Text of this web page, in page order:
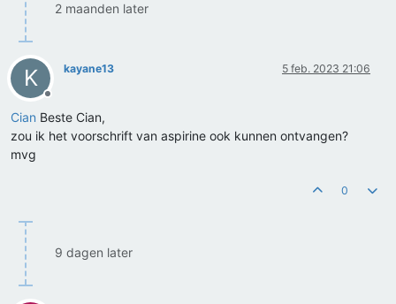
2 maanden later
K
Offline
kayane13 5 feb. 2023 21:06
Cian Beste Cian,
zou ik het voorschrift van aspirine ook kunnen ontvangen?
mvg
0
9 dagen later